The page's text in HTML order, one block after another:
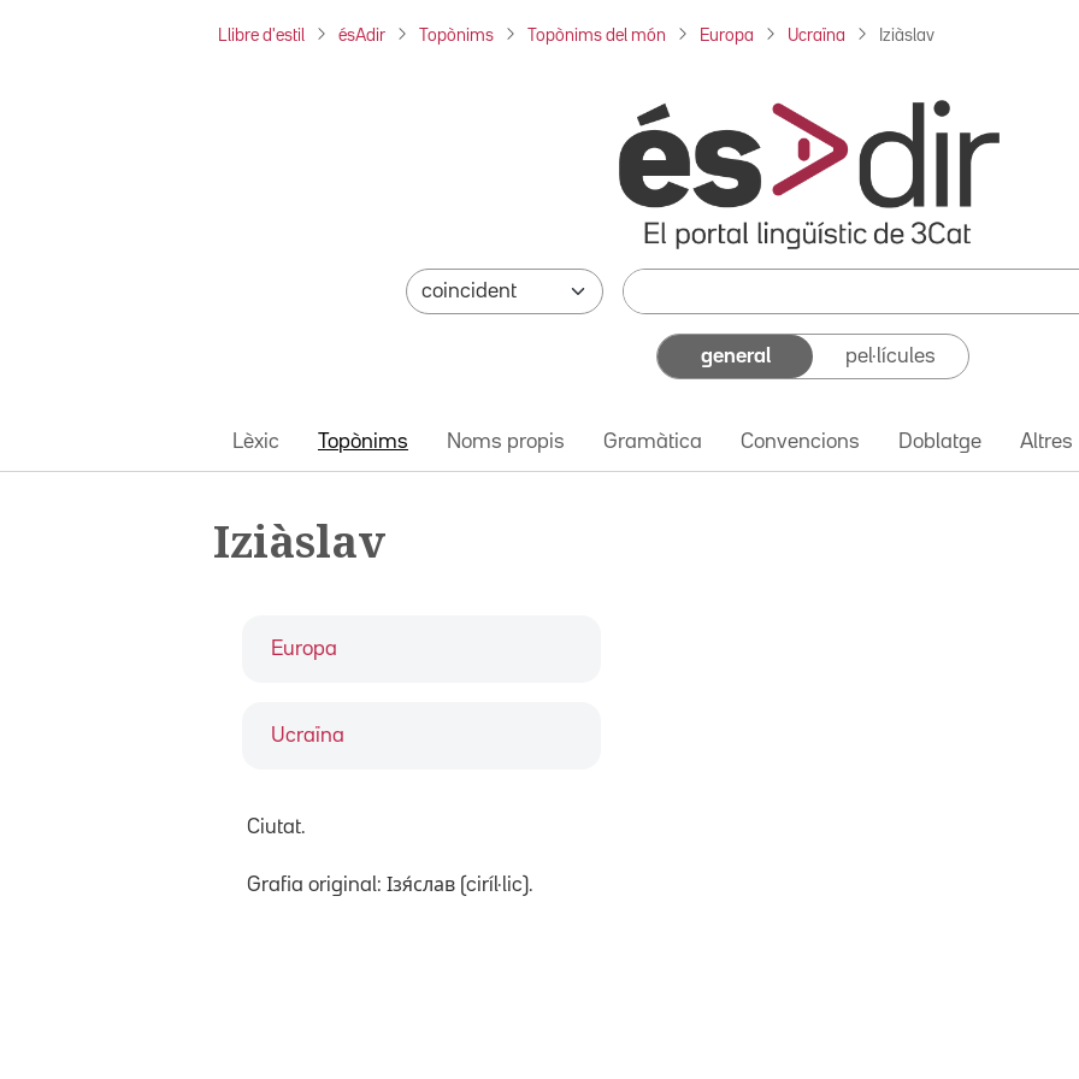
Llibre d'estil ésAdir Topònims Topònims del món Europa Ucraïna Iziàslav
general pel·lícules
Lèxic Topònims Noms propis Gramàtica Convencions Doblatge Altres
Iziàslav
Europa
Ucraïna
Ciutat.
Grafia original: Ізя́слав (ciríl·lic).